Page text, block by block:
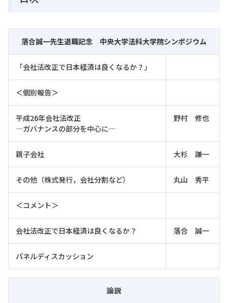
落合誠一先生退職記念 中央大学法科大学院シンポジウム
「会社法改正で日本経済は良くなるか？」
＜個別報告＞
平成26年会社法改正
―ガバナンスの部分を中心に―
野村 修也
親子会社 大杉 謙一
その他（株式発行，会社分割など） 丸山 秀平
＜コメント＞
会社法改正で日本経済は良くなるか？ 落合 誠一
パネルディスカッション
論説